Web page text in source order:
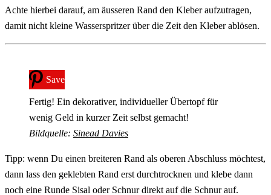
Achte hierbei darauf, am äusseren Rand den Kleber aufzutragen,
damit nicht kleine Wasserspritzer über die Zeit den Kleber ablösen.
Save
Fertig! Ein dekorativer, individueller Übertopf für
wenig Geld in kurzer Zeit selbst gemacht!
Bildquelle: Sinead Davies
Tipp: wenn Du einen breiteren Rand als oberen Abschluss möchtest,
dann lass den geklebten Rand erst durchtrocknen und klebe dann
noch eine Runde Sisal oder Schnur direkt auf die Schnur auf.